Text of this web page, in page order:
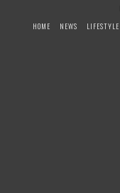
HOME
NEWS LIFESTYLE